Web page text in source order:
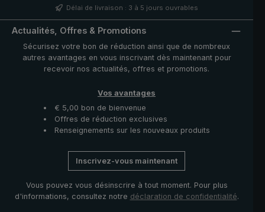
nacre et pièces fonctionnelles telles que le coulant et la
avec fermeture à glissière fournie protège la toile
Délai de livraison : 3 à 5 jours ouvrables
Actualités, Offres & Promotions
Sécurisez votre bon de réduction ainsi que de nombreux
autres avantages en vous inscrivant dès maintenant pour
recevoir nos actualités, offres et promotions.
Vos avantages
€ 5,00 bon de bienvenue
Offres de réduction exclusives
Renseignements sur les nouveaux produits
Inscrivez-vous maintenant
Vous pouvez vous désinscrire à tout moment. Pour plus
d'informations, consultez notre déclaration de confidentialité.